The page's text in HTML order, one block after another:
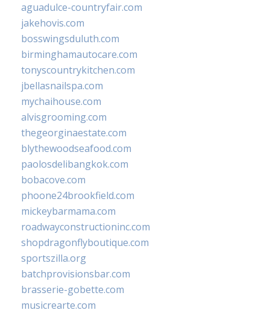
aguadulce-countryfair.com
jakehovis.com
bosswingsduluth.com
birminghamautocare.com
tonyscountrykitchen.com
jbellasnailspa.com
mychaihouse.com
alvisgrooming.com
thegeorginaestate.com
blythewoodseafood.com
paolosdelibangkok.com
bobacove.com
phoone24brookfield.com
mickeybarmama.com
roadwayconstructioninc.com
shopdragonflyboutique.com
sportszilla.org
batchprovisionsbar.com
brasserie-gobette.com
musicrearte.com